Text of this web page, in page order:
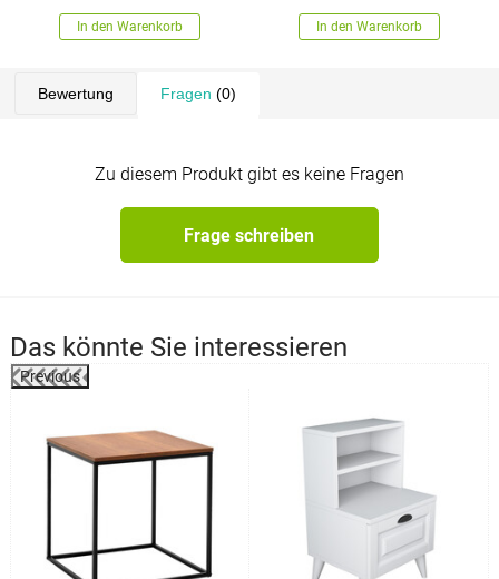
In den Warenkorb In den Warenkorb
Bewertung Fragen (0)
Zu diesem Produkt gibt es keine Fragen
Frage schreiben
Das könnte Sie interessieren
Previous